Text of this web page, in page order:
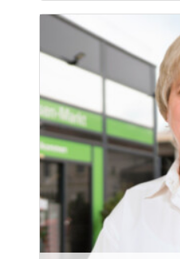
Mail
02504/
02504/